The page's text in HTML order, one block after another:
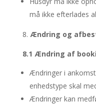
må ikke efterlades
Ændring og
8.1 Ændring af
Ændringer i
enhedstype skal
Ændringer kan